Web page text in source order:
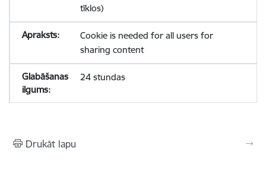
tīklos)
Cookie is needed for all users for
sharing content
24 stundas
Drukāt lapu